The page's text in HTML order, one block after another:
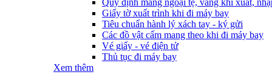
Giấy tờ xuất trình khi đi máy bay
Tiêu chuẩn hành lý xách tay - ký gửi
Các đồ vật cấm mang theo khi đi máy bay
Vé giấy - vé điện tử
Thủ tục đi máy bay
Xem thêm